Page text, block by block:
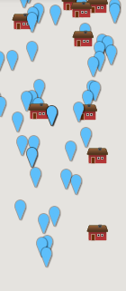
under Bod
ur
både hus
en förteckning
fickur, ett
en soffa,
ett mindre
två
diverse
två
kistor, två
en
liter kål.
av G